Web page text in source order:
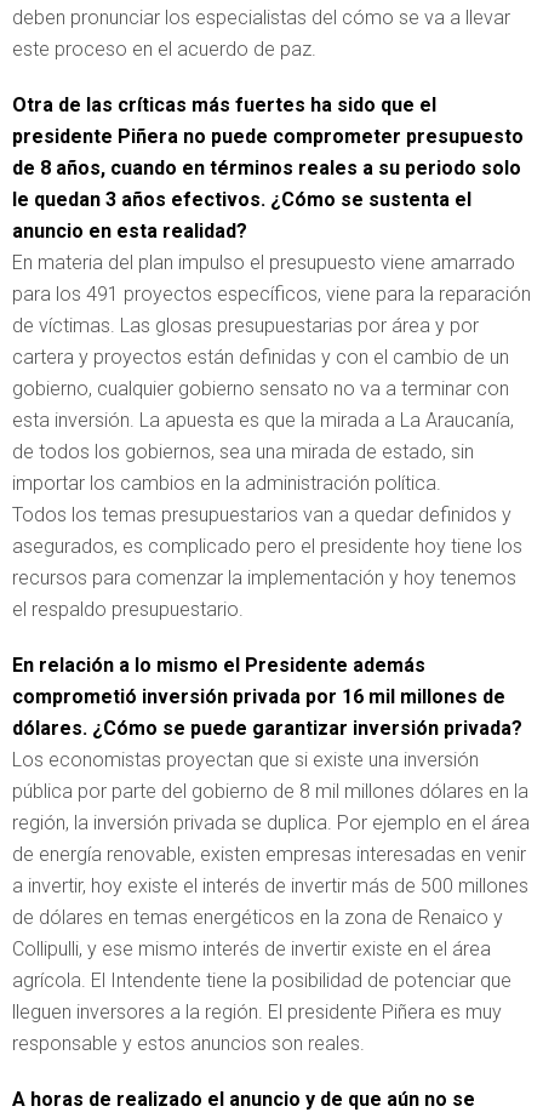
deben pronunciar los especialistas del cómo se va a llevar
este proceso en el acuerdo de paz.
Otra de las críticas más fuertes ha sido que el
presidente Piñera no puede comprometer presupuesto
de 8 años, cuando en términos reales a su periodo solo
le quedan 3 años efectivos. ¿Cómo se sustenta el
anuncio en esta realidad?
En materia del plan impulso el presupuesto viene amarrado
para los 491 proyectos específicos, viene para la reparación
de víctimas. Las glosas presupuestarias por área y por
cartera y proyectos están definidas y con el cambio de un
gobierno, cualquier gobierno sensato no va a terminar con
esta inversión. La apuesta es que la mirada a La Araucanía,
de todos los gobiernos, sea una mirada de estado, sin
importar los cambios en la administración política.
Todos los temas presupuestarios van a quedar definidos y
asegurados, es complicado pero el presidente hoy tiene los
recursos para comenzar la implementación y hoy tenemos
el respaldo presupuestario.
En relación a lo mismo el Presidente además
comprometió inversión privada por 16 mil millones de
dólares. ¿Cómo se puede garantizar inversión privada?
Los economistas proyectan que si existe una inversión
pública por parte del gobierno de 8 mil millones dólares en la
región, la inversión privada se duplica. Por ejemplo en el área
de energía renovable, existen empresas interesadas en venir
a invertir, hoy existe el interés de invertir más de 500 millones
de dólares en temas energéticos en la zona de Renaico y
Collipulli, y ese mismo interés de invertir existe en el área
agrícola. El Intendente tiene la posibilidad de potenciar que
lleguen inversores a la región. El presidente Piñera es muy
responsable y estos anuncios son reales.
A horas de realizado el anuncio y de que aún no se